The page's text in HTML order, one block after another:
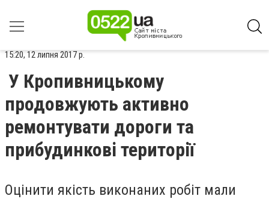
15:20, 12 липня 2017 р.
У Кропивницькому
продовжують активно
ремонтувати дороги та
прибудинкові території
Оцінити якість виконаних робіт мали